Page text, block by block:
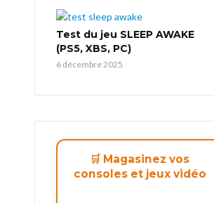
Test du jeu SLEEP AWAKE
(PS5, XBS, PC)
6 décembre 2025
🛒 Magasinez vos
consoles et jeux vidéo